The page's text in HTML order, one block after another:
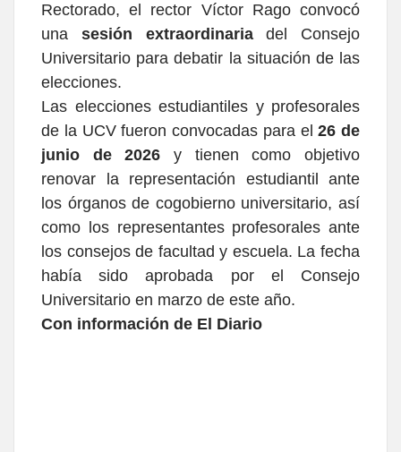
Rectorado, el rector Víctor Rago convocó
una sesión extraordinariadel Consejo
Universitario para debatir la situación de las
elecciones.
Las elecciones estudiantiles y profesorales
de la UCV fueron convocadas para el 26 de
junio de 2026 y tienen como objetivo
renovar la representación estudiantil ante
los órganos de cogobierno universitario, así
como los representantes profesorales ante
los consejos de facultad y escuela. La fecha
había sido aprobada por el Consejo
Universitario en marzo de este año.
Con información de El Diario